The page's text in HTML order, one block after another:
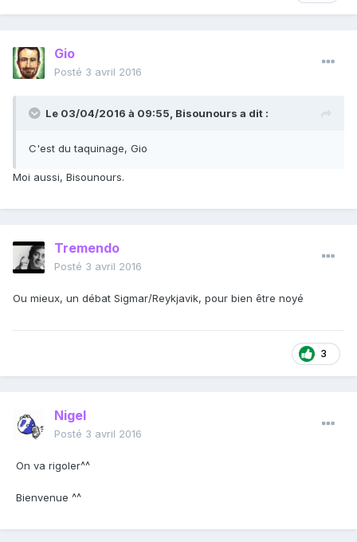
Gio
Posté 3 avril 2016
Le 03/04/2016 à 09:55, Bisounours a dit :
C'est du taquinage, Gio
Moi aussi, Bisounours.
Tremendo
Posté 3 avril 2016
Ou mieux, un débat Sigmar/Reykjavik, pour bien être noyé
3
Nigel
Posté 3 avril 2016
On va rigoler^^
Bienvenue ^^